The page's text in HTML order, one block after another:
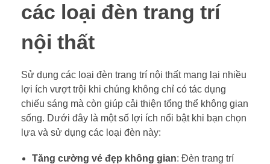
các loại đèn trang trí
nội thất
Sử dụng các loại đèn trang trí nội thất mang lại nhiều
lợi ích vượt trội khi chúng không chỉ có tác dụng
chiếu sáng mà còn giúp cải thiện tổng thể không gian
sống. Dưới đây là một số lợi ích nổi bật khi bạn chọn
lựa và sử dụng các loại đèn này:
Tăng cường vẻ đẹp không gian: Đèn trang trí